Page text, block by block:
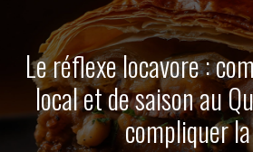
Le réflexe locavore :
local et de saison au
compliquer